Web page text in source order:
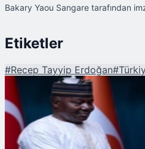
Bakary Yaou Sangare tarafından
Etiketler
#Recep Tayyip Erdoğan#
Şu An Okunan